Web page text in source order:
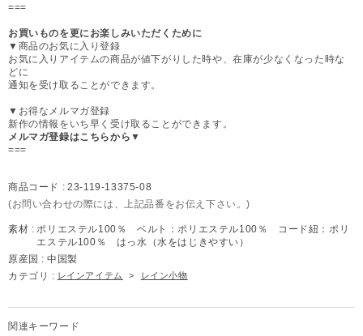
===
お買いものを更にお楽しみいただくために
▼商品のお気に入り登録
お気に入りアイテムの商品が値下がりした時や、在庫が少なくなった時な
どに
通知を受け取ることができます。
▼お得なメルマガ登録
新作の情報をいち早く受け取ることができます。
メルマガ登録はこちらから▼
===
商品コード : 23-119-13375-08
(お問い合わせの際には、上記品番をお伝え下さい。)
素材 : ポリエステル100％ ベルト：ポリエステル100％ コード紐：ポリ
エステル100％ はっ水（水をはじきやすい）
原産国 : 中国製
カテゴリ : レインアイテム > レイン小物
関連キーワード